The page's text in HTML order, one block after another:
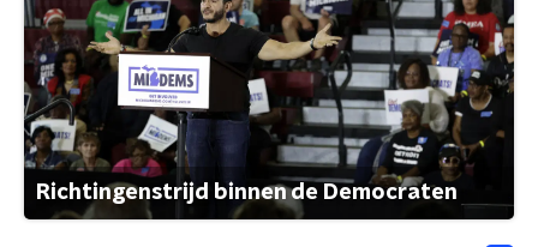
Richtingenstrijd binnen de Democraten